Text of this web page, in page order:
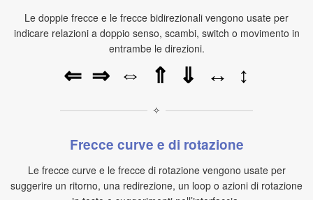
Le doppie frecce e le frecce bidirezionali vengono usate per
indicare relazioni a doppio senso, scambi, switch o movimento in
entrambe le direzioni.
⇐ ⇒ ⇔ ⇑ ⇓ ↔ ↕
✧
Frecce curve e di rotazione
Le frecce curve e le frecce di rotazione vengono usate per
suggerire un ritorno, una redirezione, un loop o azioni di rotazione